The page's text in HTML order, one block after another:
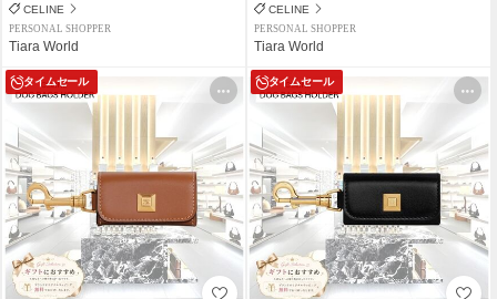
CELINE
PERSONAL SHOPPER
Tiara World
CELINE
PERSONAL SHOPPER
Tiara World
タイムセール タイムセール